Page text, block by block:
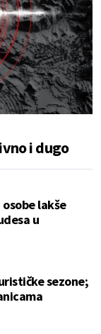
i dugo
lakše
u
sezone;